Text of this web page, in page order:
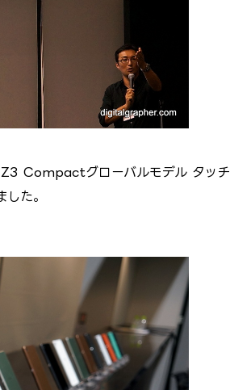
Compactグローバルモデル タッ
た。